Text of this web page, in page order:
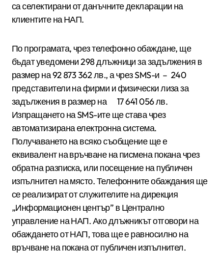
са селектирани от данъчните декларации на
клиентите на НАП.
По програмата, чрез телефонно обаждане, ще
бъдат уведомени 298 длъжници за задължения в
размер на 92 873 362 лв., а чрез SMS-и – 240
представители на фирми и физически лиза за
задължения в размер на 17 641 056 лв.
Изпращането на SMS-ите ще става чрез
автоматизирана електронна система.
Получаването на всяко съобщение ще е
еквивалент на връчване на писмена покана чрез
обратна разписка, или посещение на публичен
изпълнител на място. Телефонните обаждания ще
се реализират от служителите на дирекция
„Информационен център” в Централно
управление на НАП. Ако длъжникът отговори на
обаждането от НАП, това ще е равносилно на
връчване на покана от публичен изпълнител.